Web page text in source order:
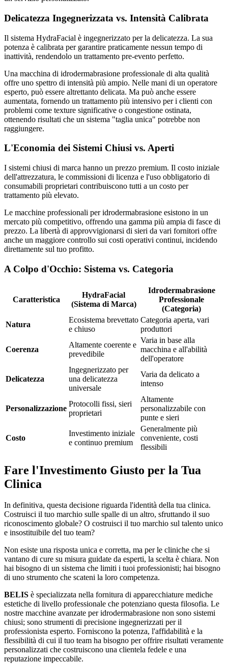
Delicatezza Ingegnerizzata vs. Intensità Calibrata
Il sistema HydraFacial è ingegnerizzato per la delicatezza. La sua
potenza è calibrata per garantire praticamente nessun tempo di
inattività, rendendolo un trattamento pre-evento perfetto.
Una macchina di idrodermabrasione professionale di alta qualità
offre uno spettro di intensità più ampio. Nelle mani di un operatore
esperto, può essere altrettanto delicata. Ma può anche essere
aumentata, fornendo un trattamento più intensivo per i clienti con
problemi come texture significative o congestione ostinata,
ottenendo risultati che un sistema "taglia unica" potrebbe non
raggiungere.
L'Economia dei Sistemi Chiusi vs. Aperti
I sistemi chiusi di marca hanno un prezzo premium. Il costo iniziale
dell'attrezzatura, le commissioni di licenza e l'uso obbligatorio di
consumabili proprietari contribuiscono tutti a un costo per
trattamento più elevato.
Le macchine professionali per idrodermabrasione esistono in un
mercato più competitivo, offrendo una gamma più ampia di fasce di
prezzo. La libertà di approvvigionarsi di sieri da vari fornitori offre
anche un maggiore controllo sui costi operativi continui, incidendo
direttamente sul tuo profitto.
A Colpo d'Occhio: Sistema vs. Categoria
Caratteristica
HydraFacial
(Sistema di Marca)
Idrodermabrasione
Professionale
(Categoria)
Natura
Ecosistema brevettato
e chiuso
Categoria aperta, vari
produttori
Coerenza
Altamente coerente e
prevedibile
Varia in base alla
macchina e all'abilità
dell'operatore
Delicatezza
Ingegnerizzato per
una delicatezza
universale
Varia da delicato a
intenso
Personalizzazione
Protocolli fissi, sieri
proprietari
Altamente
personalizzabile con
punte e sieri
Costo
Investimento iniziale
e continuo premium
Generalmente più
conveniente, costi
flessibili
Fare l'Investimento Giusto per la Tua
Clinica
In definitiva, questa decisione riguarda l'identità della tua clinica.
Costruisci il tuo marchio sulle spalle di un altro, sfruttando il suo
riconoscimento globale? O costruisci il tuo marchio sul talento unico
e insostituibile del tuo team?
Non esiste una risposta unica e corretta, ma per le cliniche che si
vantano di cure su misura guidate da esperti, la scelta è chiara. Non
hai bisogno di un sistema che limiti i tuoi professionisti; hai bisogno
di uno strumento che scateni la loro competenza.
BELIS è specializzata nella fornitura di apparecchiature mediche
estetiche di livello professionale che potenziano questa filosofia. Le
nostre macchine avanzate per idrodermabrasione non sono sistemi
chiusi; sono strumenti di precisione ingegnerizzati per il
professionista esperto. Forniscono la potenza, l'affidabilità e la
flessibilità di cui il tuo team ha bisogno per offrire risultati veramente
personalizzati che costruiscono una clientela fedele e una
reputazione impeccabile.